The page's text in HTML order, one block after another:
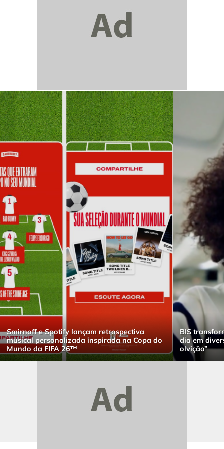
Smirnoff e Spotify lançam retrospectiva
musical personalizada inspirada na Copa do
Mundo da FIFA 26™
BIS
dia em
olvição”